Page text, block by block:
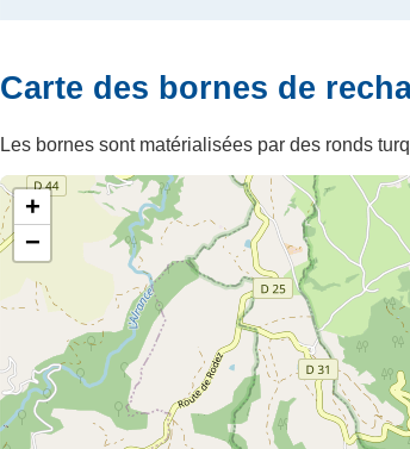
Carte des bornes de
Les bornes sont matérialisées par des ronds
+
−